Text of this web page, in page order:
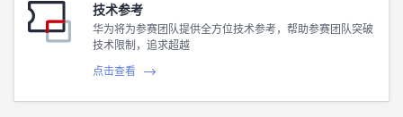
技术参考
华为将为参赛团队提供全方位技术参考，帮助参赛团队突破
技术限制，追求超越
点击查看